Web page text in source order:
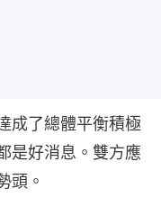
成了總體平衡積極
是好消息。雙方應
頭。